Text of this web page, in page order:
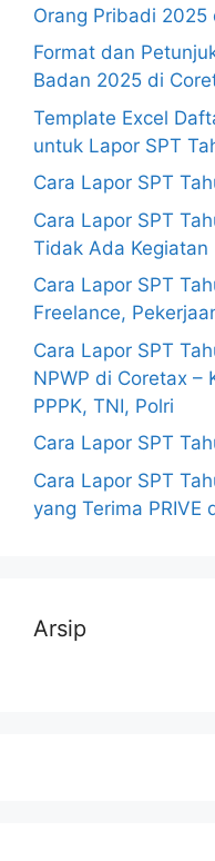
Orang Pribadi 2025
Format dan
Badan 2025 di
Template Excel
untuk Lapor SPT
Cara Lapor SPT
Cara Lapor SPT
Tidak Ada Kegiatan
Cara Lapor SPT
Freelance,
Cara Lapor SPT
NPWP di Coretax –
PPPK, TNI, Polri
Cara Lapor SPT
Cara Lapor SPT
yang Terima PRIVE
Arsip